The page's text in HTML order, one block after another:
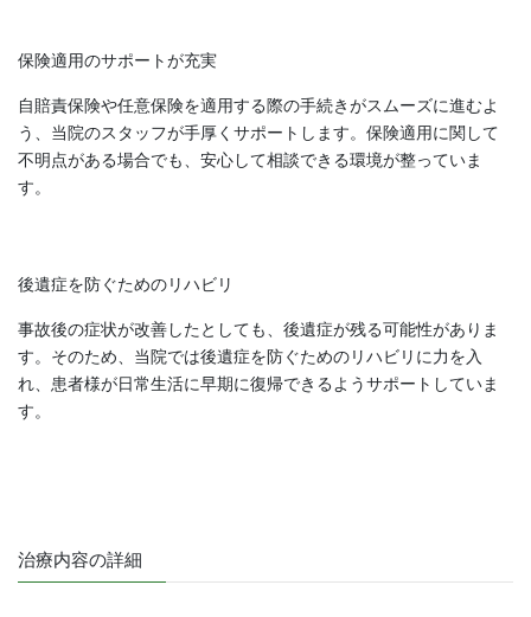
保険適用のサポートが充実
自賠責保険や任意保険を適用する際の手続きがスムーズに進むよ
う、当院のスタッフが手厚くサポートします。保険適用に関して
不明点がある場合でも、安心して相談できる環境が整っていま
す。
後遺症を防ぐためのリハビリ
事故後の症状が改善したとしても、後遺症が残る可能性がありま
す。そのため、当院では後遺症を防ぐためのリハビリに力を入
れ、患者様が日常生活に早期に復帰できるようサポートしていま
す。
治療内容の詳細